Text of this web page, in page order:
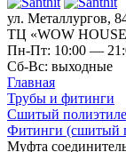
ул. Металлургов,
ТЦ «WOW
Пн-Пт: 10:00 —
Сб-Вс: выходные
Главная
Трубы и фитинги
Сшитый
Фитинги (сшитый
Муфта